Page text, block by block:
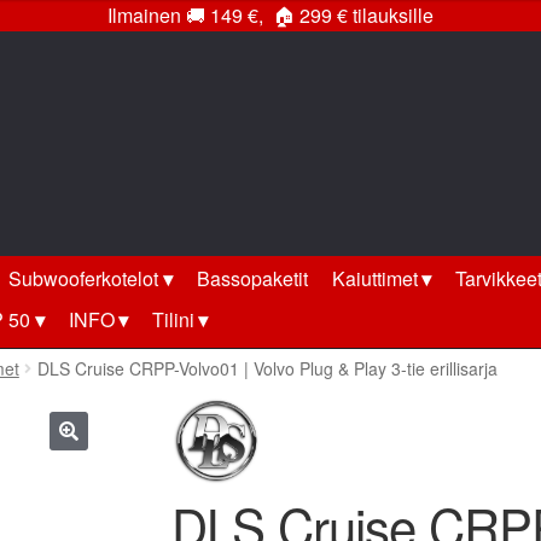
Ilmainen 🚚 149 €, 🏠 299 € tilauksille
Subwooferkotelot Bassopaketit Kaiuttimet
Tarvikkeet
50 INFO Tilini
DLS Cruise CRPP-Volvo01 | Volvo Plug & Play 3-tie erillisarja
DLS Cruise